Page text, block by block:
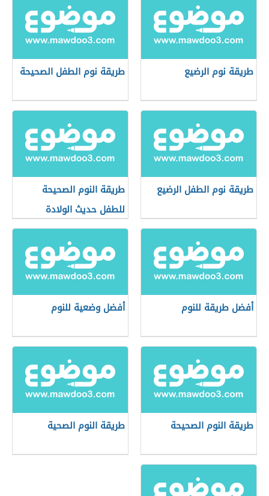
طريقة نوم الرضيع طريقة نوم الطفل الصحيحة
طريقة نوم الطفل الرضيع
طريقة النوم الصحيحة
للطفل حديث الولادة
أفضل طريقة للنوم أفضل وضعية للنوم
طريقة النوم الصحيحة طريقة النوم الصحية